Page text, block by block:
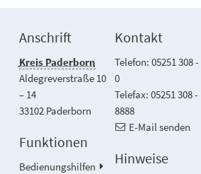
Anschrift
Kreis Paderborn
Aldegreverstraße 10
– 14
33102 Paderborn
Kontakt
Telefon: 05251 308 -
0
Telefax: 05251 308 -
8888
E-Mail senden
Funktionen
Bedienungshilfen Hinweise